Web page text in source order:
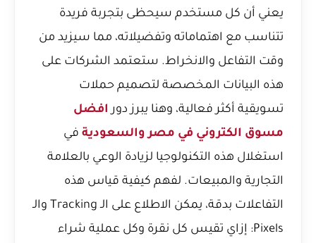
يعني أن كل مستخدم سيحظى بتجربة فريدة
تتناسب مع اهتماماته وتفضيلاته، مما سيزيد من
وقت التفاعل والانخراط. ستعتمد الشركات على
هذه البيانات المخصصة لتصميم حملات
تسويقية أكثر فعالية، وهنا يبرز دور افضل
مسوق الكتروني في مصر والسعودية في
استغلال هذه التكنولوجيا لزيادة الوعي بالعلامة
التجارية والمبيعات. لفهم كيفية قياس هذه
التفاعلات بدقة، يمكن الاطلاع على
الـ Tracking والـ
Pixels: إزاي تقيس كل نقرة وكل عملية شراء